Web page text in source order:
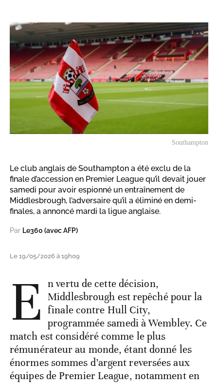
Southampton
Le club anglais de Southampton a été exclu de la
finale d’accession en Premier League qu’il devait jouer
samedi pour avoir espionné un entraînement de
Middlesbrough, l’adversaire qu’il a éliminé en demi-
finales, a annoncé mardi la ligue anglaise.
Par Le360 (avec AFP)
Le 19/05/2026 à 19h09
E n vertu de cette décision,
Middlesbrough est repêché pour la
finale contre Hull City,
programmée samedi à Wembley. Ce
match est considéré comme le plus
rémunérateur au monde, étant donné les
énormes sommes d’argent reversées aux
équipes de Premier League, notamment en